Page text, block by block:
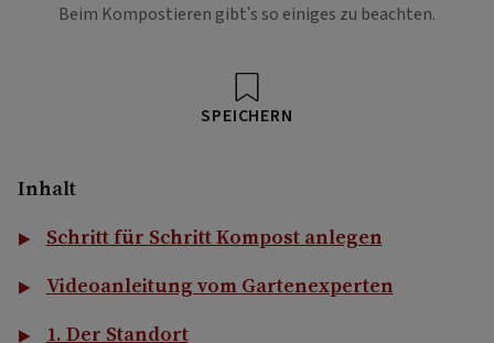
Beim Kompostieren gibt's so einiges zu beachten.
SPEICHERN
Inhalt
Schritt für Schritt Kompost anlegen
Videoanleitung vom Gartenexperten
1. Der Standort